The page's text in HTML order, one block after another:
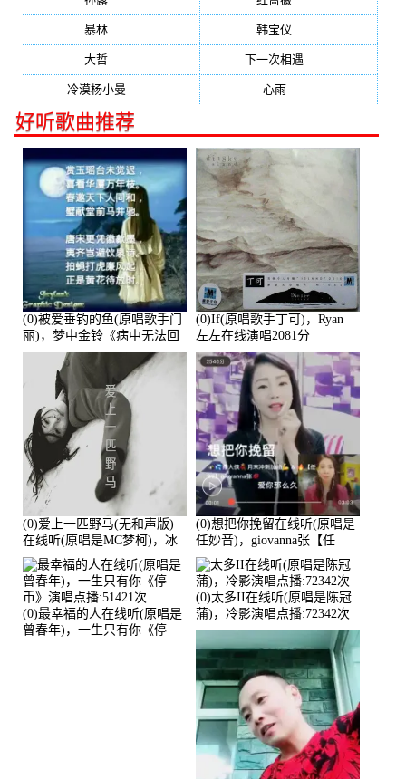
暴林 韩宝仪
大哲 下一次相遇
冷漠杨小曼 心雨(232)
好听歌曲推荐
(0)被爱垂钓的鱼(原唱歌手门
丽)，梦中金铃《病中无法回
复大家》在线演唱3586分
(0)If(原唱歌手丁可)，Ryan
左左在线演唱2081分
(0)爱上一匹野马(无和声版)
在线听(原唱是MC梦柯)，冰
鑫Asce演唱点播:178815次
(0)想把你挽留在线听(原唱是
任妙音)，giovanna张【任
96】演唱点播:60173次
(0)最幸福的人在线听(原唱是
曾春年)，一生只有你《停
(0)太多II在线听(原唱是陈冠
蒲)，冷影演唱点播:72342次